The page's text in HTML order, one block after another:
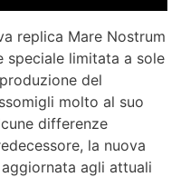
replica Mare Nostrum
speciale limitata a sole
del
molto al suo
differenze
la nuova
agli attuali